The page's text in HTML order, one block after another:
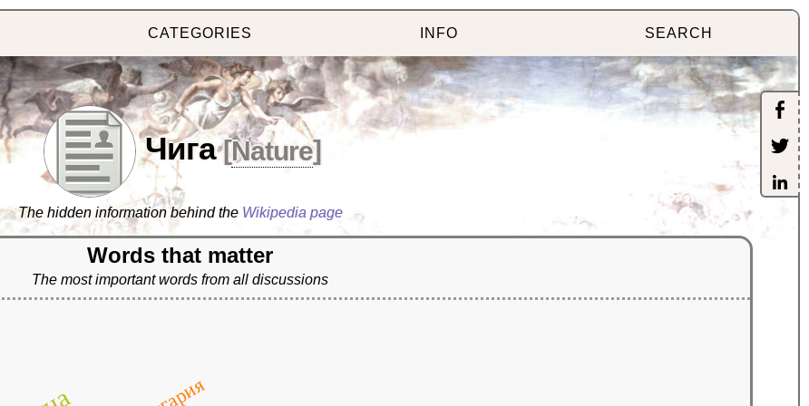
CATEGORIES INFO SEARCH
Чига [Nature]
The hidden information behind the Wikipedia page
Words that matter
The most important words from all discussions